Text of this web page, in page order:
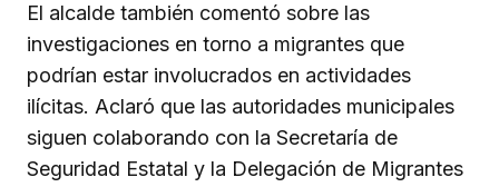
El alcalde también comentó sobre las
investigaciones en torno a migrantes que
podrían estar involucrados en actividades
ilícitas. Aclaró que las autoridades municipales
siguen colaborando con la Secretaría de
Seguridad Estatal y la Delegación de Migrantes